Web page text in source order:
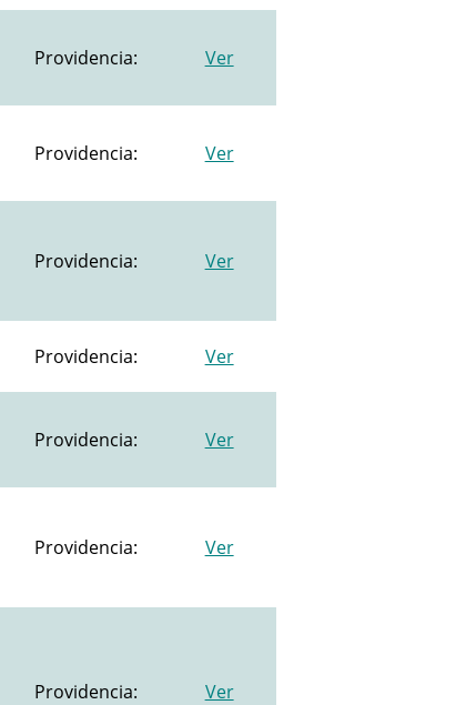
Providencia: Ver
Providencia: Ver
Providencia: Ver
Providencia: Ver
Providencia: Ver
Providencia: Ver
Providencia: Ver